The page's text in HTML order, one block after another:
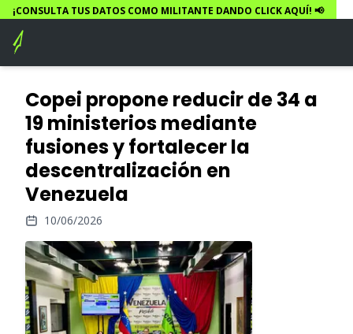
¡CONSULTA TUS DATOS COMO MILITANTE DANDO CLICK AQUÍ! 📢
Copei propone reducir de 34 a
19 ministerios mediante
fusiones y fortalecer la
descentralización en
Venezuela
10/06/2026